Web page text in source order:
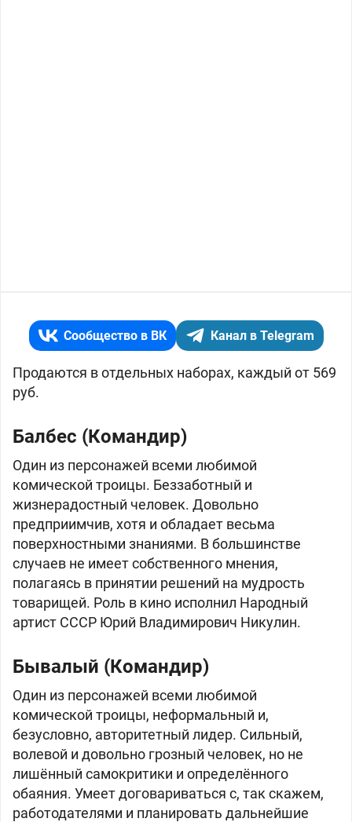
Сообщество в ВК Канал в Telegram
Продаются в отдельных наборах, каждый от 569
руб.
Балбес (Командир)
Один из персонажей всеми любимой
комической троицы. Беззаботный и
жизнерадостный человек. Довольно
предприимчив, хотя и обладает весьма
поверхностными знаниями. В большинстве
случаев не имеет собственного мнения,
полагаясь в принятии решений на мудрость
товарищей. Роль в кино исполнил Народный
артист СССР Юрий Владимирович Никулин.
Бывалый (Командир)
Один из персонажей всеми любимой
комической троицы, неформальный и,
безусловно, авторитетный лидер. Сильный,
волевой и довольно грозный человек, но не
лишённый самокритики и определённого
обаяния. Умеет договариваться с, так скажем,
работодателями и планировать дальнейшие